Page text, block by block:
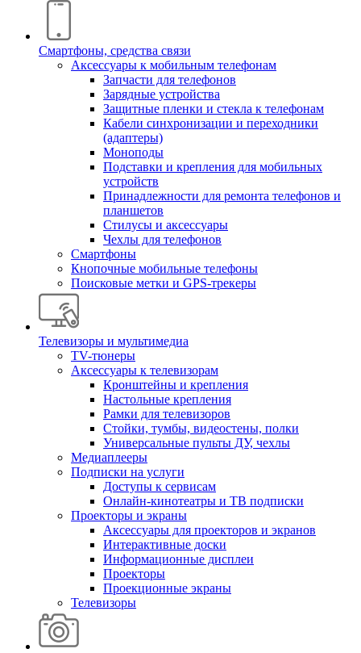
Смартфоны, средства связи
Аксессуары к мобильным телефонам
Запчасти для телефонов
Зарядные устройства
Защитные пленки и стекла к телефонам
Кабели синхронизации и переходники
(адаптеры)
Моноподы
Подставки и крепления для мобильных
устройств
Принадлежности для ремонта телефонов и
планшетов
Стилусы и аксессуары
Чехлы для телефонов
Смартфоны
Кнопочные мобильные телефоны
Поисковые метки и GPS-трекеры
Телевизоры и мультимедиа
TV-тюнеры
Аксессуары к телевизорам
Кронштейны и крепления
Настольные крепления
Рамки для телевизоров
Стойки, тумбы, видеостены, полки
Универсальные пульты ДУ, чехлы
Медиаплееры
Подписки на услуги
Доступы к сервисам
Онлайн-кинотеатры и ТВ подписки
Проекторы и экраны
Аксессуары для проекторов и экранов
Интерактивные доски
Информационные дисплеи
Проекторы
Проекционные экраны
Телевизоры